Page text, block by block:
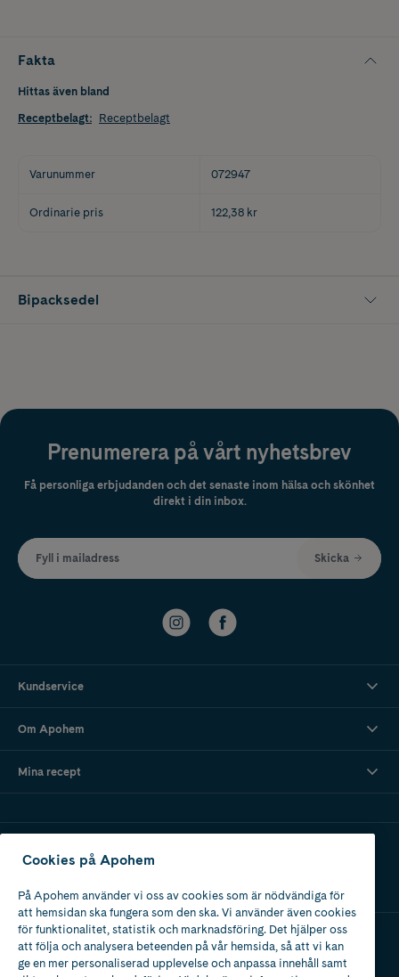
Fakta
Hittas även bland
Receptbelagt: Receptbelagt
Varunummer 072947
Ordinarie pris 122,38 kr
Bipacksedel
Prenumerera på vårt nyhetsbrev
Få personliga erbjudanden och det senaste inom hälsa och skönhet
direkt i din inbox.
Fyll i mailadress Skicka
Kundservice
Om Apohem
Mina recept
Apotek med tillstånd
av Läkemedelsverket
Cookies på Apohem
På Apohem använder vi oss av cookies som är nödvändiga för
att hemsidan ska fungera som den ska. Vi använder även cookies
för funktionalitet, statistik och marknadsföring. Det hjälper oss
att följa och analysera beteenden på vår hemsida, så att vi kan
ge en mer personaliserad upplevelse och anpassa innehåll samt